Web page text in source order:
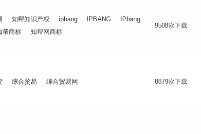
知帮知识产权 ipbang IPBANG
IPbang
帮商标 知帮网商标
9508次下载
综合贸易 综合贸易网 8879次下载